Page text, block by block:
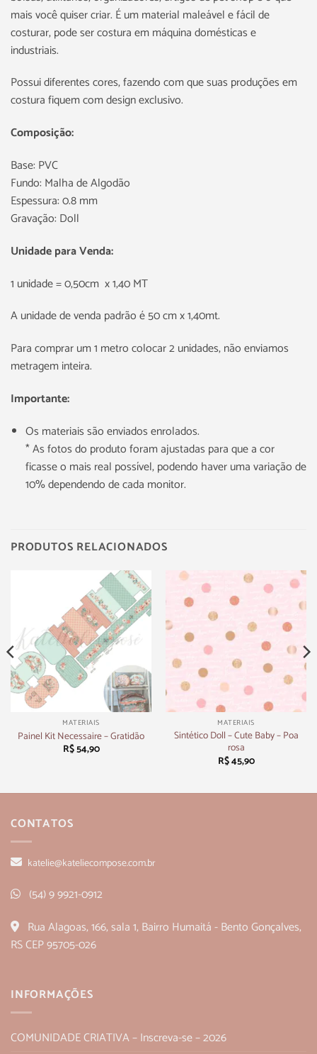
mais você quiser criar. É um material maleável e fácil de
costurar, pode ser costura em máquina domésticas e
industriais.
Possui diferentes cores, fazendo com que suas produções em
costura fiquem com design exclusivo.
Composição:
Base: PVC
Fundo: Malha de Algodão
Espessura: 0.8 mm
Gravação: Doll
Unidade para Venda:
1 unidade = 0,50cm x 1,40 MT
A unidade de venda padrão é 50 cm x 1,40mt.
Para comprar um 1 metro colocar 2 unidades, não enviamos
metragem inteira.
Importante:
Os materiais são enviados enrolados.
* As fotos do produto foram ajustadas para que a cor
ficasse o mais real possível, podendo haver uma variação de
10% dependendo de cada monitor.
PRODUTOS RELACIONADOS
MATERIAIS
Painel Kit Necessaire – Gratidão
R$54,90
MATERIAIS
Sintético Doll – Cute Baby – Poa
rosa
R$45,90
CONTATOS
katelie@kateliecompose.com.br
(54) 9 9921-0912
Rua Alagoas, 166, sala 1, Bairro Humaitá - Bento Gonçalves,
RS CEP 95705-026
INFORMAÇÕES
COMUNIDADE CRIATIVA – Inscreva-se – 2026